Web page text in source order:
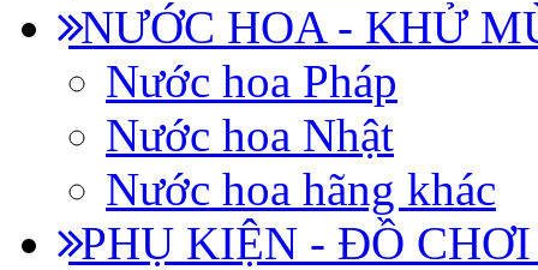
NƯỚC HOA - KHỬ
Nước hoa Pháp
Nước hoa Nhật
Nước hoa hãng khác
PHỤ KIỆN - ĐỒ